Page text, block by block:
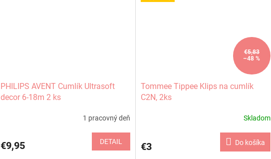
PHILIPS AVENT Cumlík Ultrasoft
decor 6-18m 2 ks
1 pracovný deň
€9,95 DETAIL
€5,83
–48 %
Tommee Tippee Klips na cumlík
C2N, 2ks
Skladom
€3 Do košíka